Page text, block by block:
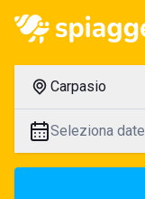
Carpasio
Seleziona date